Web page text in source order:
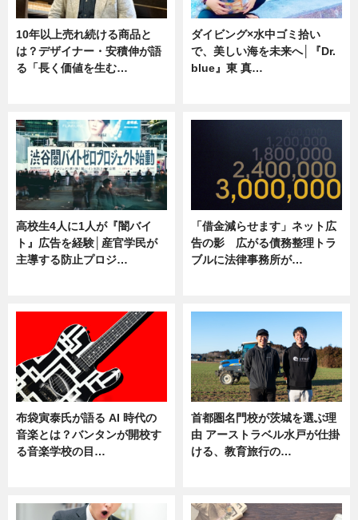
10年以上売れ続ける商品と
は？デザイナー・安積伸が語
る「長く価値を生む…
ダイビング×水中ゴミ拾い
で、美しい海を未来へ│『Dr.
blue』東 真…
高校生4人に1人が『闇バイ
ト』広告を経験│産官学民が
主導する防止プロジ…
「借金減らせます」ネット広
告の影 広がる債務整理トラ
ブルに法律事務所が…
布袋寅泰氏が語る AI 時代の
音楽とは？バンタンが開校す
る音楽学校の目…
首都圏名門校が茨城を選ぶ理
由 アーストラベル水戸が仕掛
ける、教育旅行の…